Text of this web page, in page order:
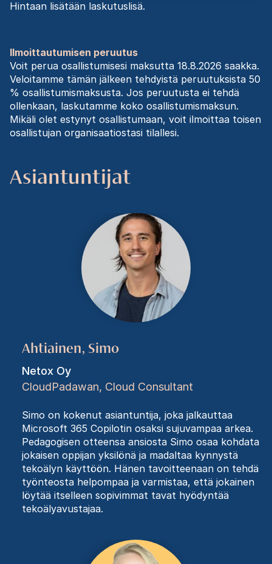
Hintaan lisätään laskutuslisä.
Ilmoittautumisen peruutus
Voit perua osallistumisesi maksutta 18.8.2026 saakka.
Veloitamme tämän jälkeen tehdyistä peruutuksista 50
% osallistumismaksusta. Jos peruutusta ei tehdä
ollenkaan, laskutamme koko osallistumismaksun.
Mikäli olet estynyt osallistumaan, voit ilmoittaa toisen
osallistujan organisaatiostasi tilallesi.
Asiantuntijat
Ahtiainen, Simo
Netox Oy
CloudPadawan, Cloud Consultant
Simo on kokenut asiantuntija, joka jalkauttaa
Microsoft 365 Copilotin osaksi sujuvampaa arkea.
Pedagogisen otteensa ansiosta Simo osaa kohdata
jokaisen oppijan yksilönä ja madaltaa kynnystä
tekoälyn käyttöön. Hänen tavoitteenaan on tehdä
työnteosta helpompaa ja varmistaa, että jokainen
löytää itselleen sopivimmat tavat hyödyntää
tekoälyavustajaa.